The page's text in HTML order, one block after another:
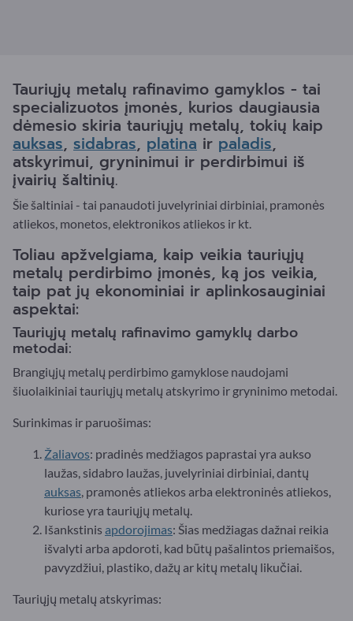
Tauriųjų metalų rafinavimo gamyklos - tai
specializuotos įmonės, kurios daugiausia
dėmesio skiria tauriųjų metalų, tokių kaip
auksas, sidabras, platina ir paladis,
atskyrimui, gryninimui ir perdirbimui iš
įvairių šaltinių.
Šie šaltiniai - tai panaudoti juvelyriniai dirbiniai, pramonės
atliekos, monetos, elektronikos atliekos ir kt.
Toliau apžvelgiama, kaip veikia tauriųjų
metalų perdirbimo įmonės, ką jos veikia,
taip pat jų ekonominiai ir aplinkosauginiai
aspektai:
Tauriųjų metalų rafinavimo gamyklų darbo
metodai:
Brangiųjų metalų perdirbimo gamyklose naudojami
šiuolaikiniai tauriųjų metalų atskyrimo ir gryninimo metodai.
Surinkimas ir paruošimas:
Žaliavos: pradinės medžiagos paprastai yra aukso
laužas, sidabro laužas, juvelyriniai dirbiniai, dantų
auksas , pramonės atliekos arba elektroninės atliekos,
kuriose yra tauriųjų metalų.
Išankstinis apdorojimas: Šias medžiagas dažnai reikia
išvalyti arba apdoroti, kad būtų pašalintos priemaišos,
pavyzdžiui, plastiko, dažų ar kitų metalų likučiai.
Tauriųjų metalų atskyrimas: